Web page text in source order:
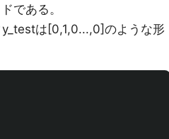
である。
y_testは[0,1,0...,0]のような形